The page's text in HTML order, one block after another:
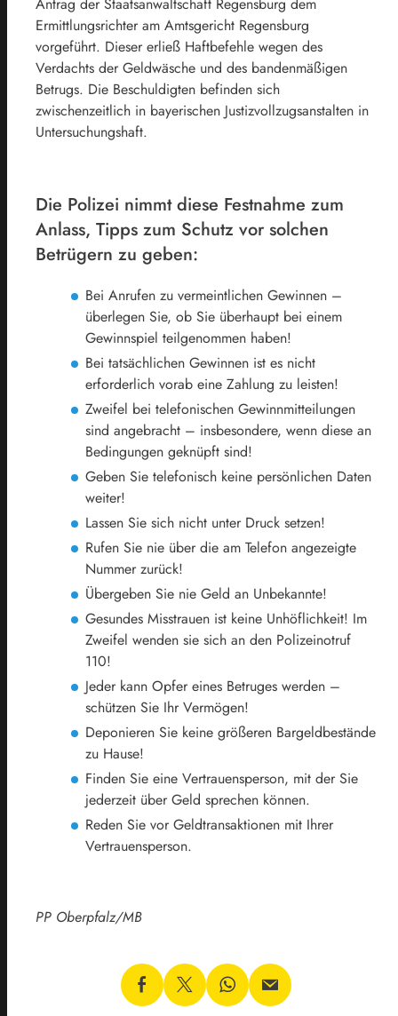
Antrag der Staatsanwaltschaft Regensburg dem
Ermittlungsrichter am Amtsgericht Regensburg
vorgeführt. Dieser erließ Haftbefehle wegen des
Verdachts der Geldwäsche und des bandenmäßigen
Betrugs. Die Beschuldigten befinden sich
zwischenzeitlich in bayerischen Justizvollzugsanstalten in
Untersuchungshaft.
Die Polizei nimmt diese Festnahme zum
Anlass, Tipps zum Schutz vor solchen
Betrügern zu geben:
Bei Anrufen zu vermeintlichen Gewinnen –
überlegen Sie, ob Sie überhaupt bei einem
Gewinnspiel teilgenommen haben!
Bei tatsächlichen Gewinnen ist es nicht
erforderlich vorab eine Zahlung zu leisten!
Zweifel bei telefonischen Gewinnmitteilungen
sind angebracht – insbesondere, wenn diese an
Bedingungen geknüpft sind!
Geben Sie telefonisch keine persönlichen Daten
weiter!
Lassen Sie sich nicht unter Druck setzen!
Rufen Sie nie über die am Telefon angezeigte
Nummer zurück!
Übergeben Sie nie Geld an Unbekannte!
Gesundes Misstrauen ist keine Unhöflichkeit! Im
Zweifel wenden sie sich an den Polizeinotruf
110!
Jeder kann Opfer eines Betruges werden –
schützen Sie Ihr Vermögen!
Deponieren Sie keine größeren Bargeldbestände
zu Hause!
Finden Sie eine Vertrauensperson, mit der Sie
jederzeit über Geld sprechen können.
Reden Sie vor Geldtransaktionen mit Ihrer
Vertrauensperson.
PP Oberpfalz/MB